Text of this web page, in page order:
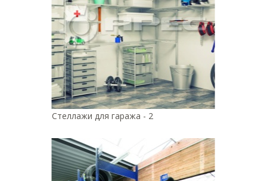
Стеллажи для гаража - 2